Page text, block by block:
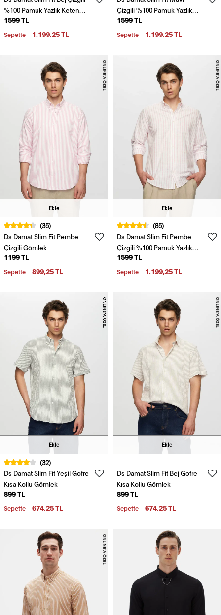
%100 Pamuk Yazlık Keten
Gömlek
1599 TL
Sepette 1.199,25 TL
Çizgili %100 Pamuk Yazlık
Keten Gömlek
1599 TL
Sepette 1.199,25 TL
Ekle
(35)
Ds Damat Slim Fit Pembe
Çizgili Gömlek
1199 TL
Sepette 899,25 TL
Ekle
(85)
Ds Damat Slim Fit Pembe
Çizgili %100 Pamuk Yazlık
Keten Gömlek
1599 TL
Sepette 1.199,25 TL
Ekle
(32)
Ds Damat Slim Fit Yeşil Gofre
Kısa Kollu Gömlek
899 TL
Sepette 674,25 TL
Ekle
Ds Damat Slim Fit Bej Gofre
Kısa Kollu Gömlek
899 TL
Sepette 674,25 TL